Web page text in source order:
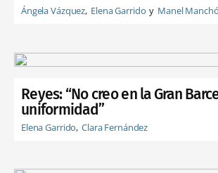
Ángela Vázquez Elena Garrido Manel
Reyes: “No creo en la Gran
uniformidad”
Elena Garrido Clara Fernández